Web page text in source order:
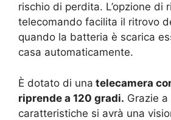
rischio di perdita. L’opzione di
telecomando facilita il ritrovo
quando la batteria è scarica
casa automaticamente.
È dotato di una telecamera
riprende a 120 gradi. Grazie
caratteristiche si avrà una